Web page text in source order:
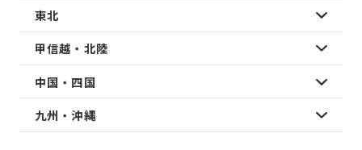
東北
甲信越・北陸
中国・四国
九州・沖縄